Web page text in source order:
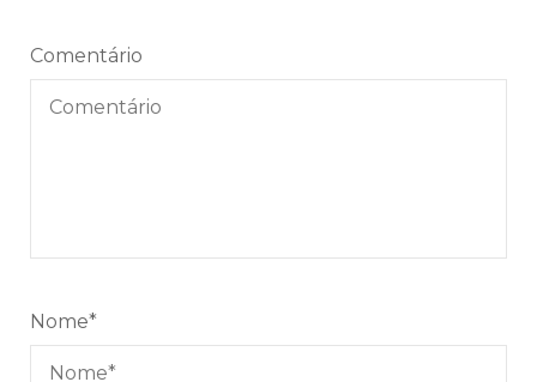
Comentário
Nome*